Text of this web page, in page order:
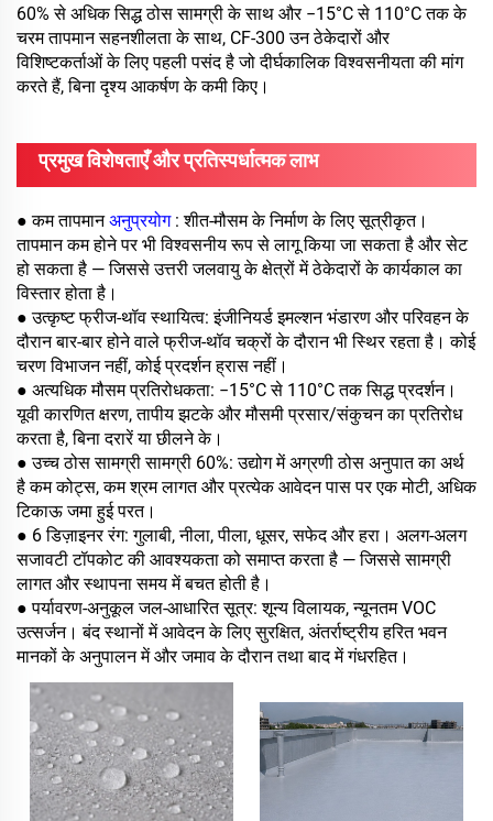
60% से अधिक सिद्ध ठोस सामग्री के साथ और −15°C से 110°C तक के
चरम तापमान सहनशीलता के साथ, CF-300 उन ठेकेदारों और
विशिष्टकर्ताओं के लिए पहली पसंद है जो दीर्घकालिक विश्वसनीयता की मांग
करते हैं, बिना दृश्य आकर्षण के कमी किए।
प्रमुख विशेषताएँ और प्रतिस्पर्धात्मक लाभ
● कम तापमानअनुप्रयोग : शीत-मौसम के निर्माण के लिए सूत्रीकृत।
तापमान कम होने पर भी विश्वसनीय रूप से लागू किया जा सकता है और सेट
हो सकता है — जिससे उत्तरी जलवायु के क्षेत्रों में ठेकेदारों के कार्यकाल का
विस्तार होता है।
● उत्कृष्ट फ्रीज-थॉव स्थायित्व: इंजीनियर्ड इमल्शन भंडारण और परिवहन के
दौरान बार-बार होने वाले फ्रीज-थॉव चक्रों के दौरान भी स्थिर रहता है। कोई
चरण विभाजन नहीं, कोई प्रदर्शन ह्रास नहीं।
● अत्यधिक मौसम प्रतिरोधकता: −15°C से 110°C तक सिद्ध प्रदर्शन।
यूवी कारणित क्षरण, तापीय झटके और मौसमी प्रसार/संकुचन का प्रतिरोध
करता है, बिना दरारें या छीलने के।
● उच्च ठोस सामग्री सामग्री 60%: उद्योग में अग्रणी ठोस अनुपात का अर्थ
है कम कोट्स, कम श्रम लागत और प्रत्येक आवेदन पास पर एक मोटी, अधिक
टिकाऊ जमा हुई परत।
● 6 डिज़ाइनर रंग: गुलाबी, नीला, पीला, धूसर, सफेद और हरा। अलग-अलग
सजावटी टॉपकोट की आवश्यकता को समाप्त करता है — जिससे सामग्री
लागत और स्थापना समय में बचत होती है।
● पर्यावरण-अनुकूल जल-आधारित सूत्र: शून्य विलायक, न्यूनतम VOC
उत्सर्जन। बंद स्थानों में आवेदन के लिए सुरक्षित, अंतर्राष्ट्रीय हरित भवन
मानकों के अनुपालन में और जमाव के दौरान तथा बाद में गंधरहित।